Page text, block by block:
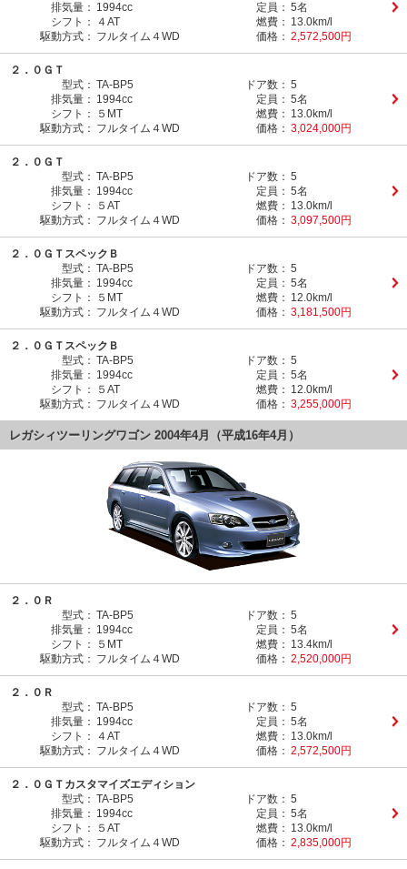
排気量： 1994cc 定員： 5名
シフト：
４AT 燃費： 13.0km/l
駆動方式： フルタイム４WD 価格： 2,572,500円
２．０ＧＴ
型式： TA-BP5 ドア数： 5
排気量： 1994cc 定員： 5名
シフト：
５MT 燃費： 13.0km/l
駆動方式： フルタイム４WD 価格： 3,024,000円
２．０ＧＴ
型式： TA-BP5 ドア数： 5
排気量： 1994cc 定員： 5名
シフト：
５AT 燃費： 13.0km/l
駆動方式： フルタイム４WD 価格： 3,097,500円
２．０ＧＴスペックＢ
型式： TA-BP5 ドア数： 5
排気量： 1994cc 定員： 5名
シフト：
５MT 燃費： 12.0km/l
駆動方式： フルタイム４WD 価格： 3,181,500円
２．０ＧＴスペックＢ
型式： TA-BP5 ドア数： 5
排気量： 1994cc 定員： 5名
シフト：
５AT 燃費： 12.0km/l
駆動方式： フルタイム４WD 価格： 3,255,000円
レガシィツーリングワゴン 2004年4月（平成16年4月）
２．０Ｒ
型式： TA-BP5 ドア数： 5
排気量： 1994cc 定員： 5名
シフト：
５MT 燃費： 13.4km/l
駆動方式： フルタイム４WD 価格： 2,520,000円
２．０Ｒ
型式： TA-BP5 ドア数： 5
排気量： 1994cc 定員： 5名
シフト：
４AT 燃費： 13.0km/l
駆動方式： フルタイム４WD 価格： 2,572,500円
２．０ＧＴカスタマイズエディション
型式： TA-BP5 ドア数： 5
排気量： 1994cc 定員： 5名
シフト：
５AT 燃費： 13.0km/l
駆動方式： フルタイム４WD 価格： 2,835,000円